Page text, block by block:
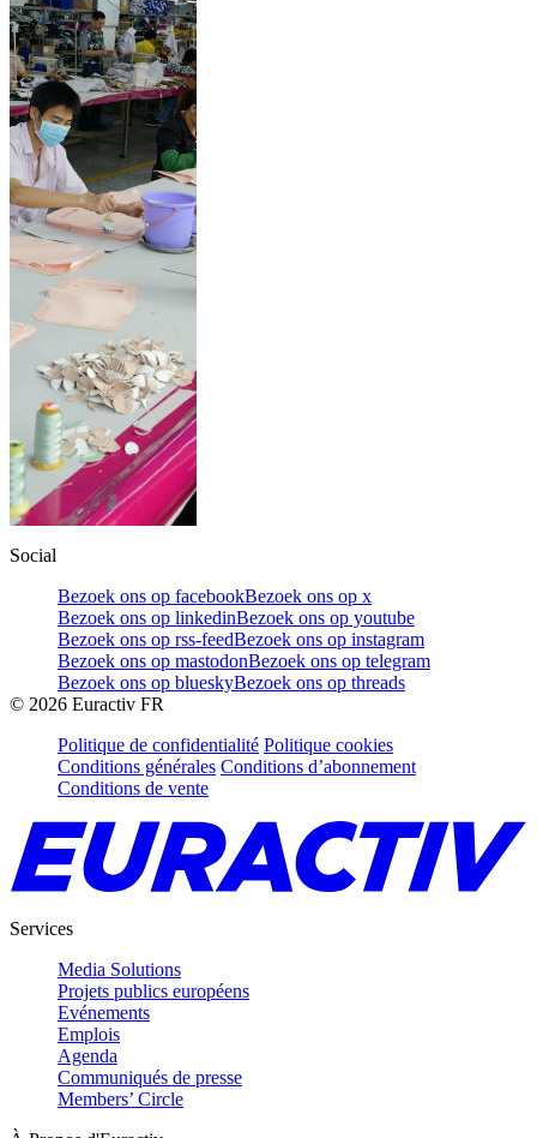
Social
Bezoek ons op facebookBezoek ons op x
Bezoek ons op linkedinBezoek ons op youtube
Bezoek ons op rss-feedBezoek ons op instagram
Bezoek ons op mastodonBezoek ons op telegram
Bezoek ons op blueskyBezoek ons op threads
© 2026 Euractiv FR
Politique de confidentialité Politique cookies
Conditions générales Conditions d’abonnement
Conditions de vente
Services
Media Solutions
Projets publics européens
Evénements
Emplois
Agenda
Communiqués de presse
Members’ Circle